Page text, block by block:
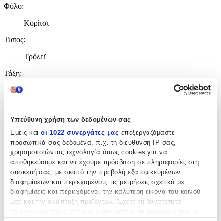
Υπεύθυνη χρήση των δεδομένων σας
Εμείς και οι 1022 συνεργάτες μας επεξεργαζόμαστε
προσωπικά σας δεδομένα, π.χ. τη διεύθυνση IP σας,
χρησιμοποιώντας τεχνολογία όπως cookies για να
αποθηκεύουμε και να έχουμε πρόσβαση σε πληροφορίες στη
συσκευή σας, με σκοπό την προβολή εξατομικευμένων
διαφημίσεων και περιεχομένου, τις μετρήσεις σχετικά με
διαφημίσεις και περιεχόμενο, την καλύτερη εικόνα του κοινού
μας και την ανάπτυξη προϊόντων. Έχετε τη δυνατότητα
Φύλο:
Κορίτσι
Τύπος:
Τρόλεϊ
Τάξη:
Χαρακτηριστικά
+
Χαρακτηριστικά
Κατασκευαστής :
Must